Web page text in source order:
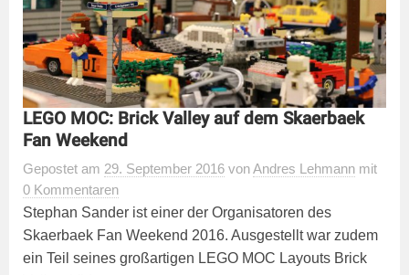
LEGO MOC: Brick Valley auf dem Skaerbaek
Fan Weekend
Gepostet am 29. September 2016 vonAndres Lehmann mit
0 Kommentaren
Stephan Sander ist einer der Organisatoren des
Skaerbaek Fan Weekend 2016. Ausgestellt war zudem
ein Teil seines großartigen LEGO MOC Layouts Brick